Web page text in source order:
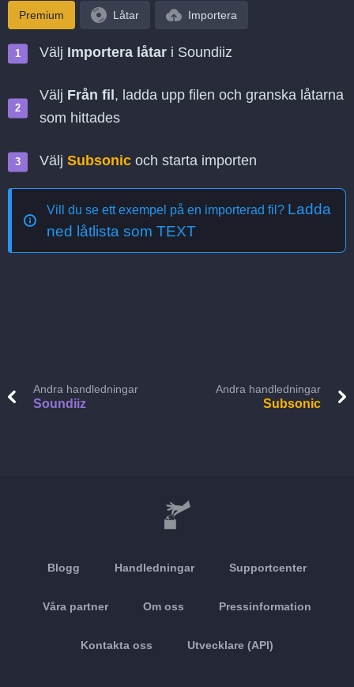
Premium Låtar Importera
Välj Importera låtar i Soundiiz
Välj Från fil , ladda upp filen och granska låtarna
som hittades
Välj Subsonic och starta importen
Vill du se ett exempel på en importerad fil? Ladda
ned låtlista som TEXT
Andra handledningar
Soundiiz
Andra handledningar
Subsonic
Blogg Handledningar Supportcenter
Våra partner Om oss Pressinformation
Kontakta oss Utvecklare (API)